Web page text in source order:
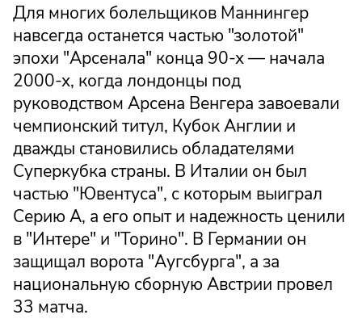
Для многих болельщиков Маннингер
навсегда останется частью "золотой"
эпохи "Арсенала" конца 90-х — начала
2000-х, когда лондонцы под
руководством Арсена Венгера завоевали
чемпионский титул, Кубок Англии и
дважды становились обладателями
Суперкубка страны. В Италии он был
частью "Ювентуса", с которым выиграл
Серию А, а его опыт и надежность ценили
в "Интере" и "Торино". В Германии он
защищал ворота "Аугсбурга", а за
национальную сборную Австрии провел
33 матча.